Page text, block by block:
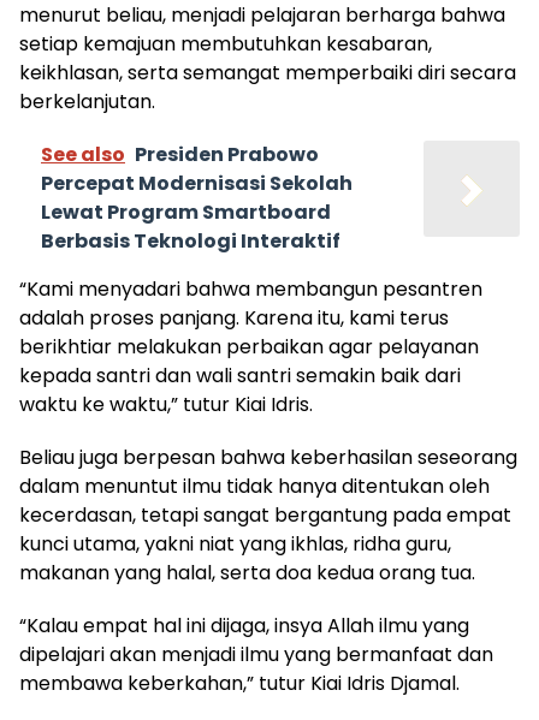
menurut beliau, menjadi pelajaran berharga bahwa
setiap kemajuan membutuhkan kesabaran,
keikhlasan, serta semangat memperbaiki diri secara
berkelanjutan.
See also Presiden Prabowo
Percepat Modernisasi Sekolah
Lewat Program Smartboard
Berbasis Teknologi Interaktif
“Kami menyadari bahwa membangun pesantren
adalah proses panjang. Karena itu, kami terus
berikhtiar melakukan perbaikan agar pelayanan
kepada santri dan wali santri semakin baik dari
waktu ke waktu,” tutur Kiai Idris.
Beliau juga berpesan bahwa keberhasilan seseorang
dalam menuntut ilmu tidak hanya ditentukan oleh
kecerdasan, tetapi sangat bergantung pada empat
kunci utama, yakni niat yang ikhlas, ridha guru,
makanan yang halal, serta doa kedua orang tua.
“Kalau empat hal ini dijaga, insya Allah ilmu yang
dipelajari akan menjadi ilmu yang bermanfaat dan
membawa keberkahan,” tutur Kiai Idris Djamal.